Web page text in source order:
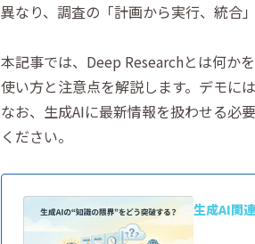
異なり、調査の「計画から実行、統合
本記事では、Deep Researchとは何か
使い方と注意点を解説します。デモに
なお、生成AIに最新情報を扱わせる必
ください。
生成AI関連